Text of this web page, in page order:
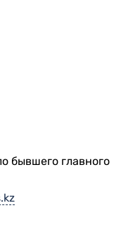
бывшего главного